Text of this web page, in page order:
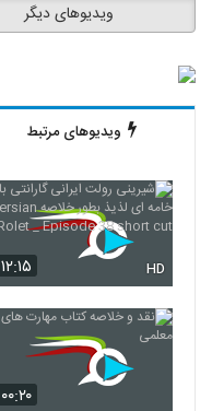
ویدیوهای دیگر
ویدیوهای مرتبط
۱۲:۱۵ HD
۰۰:۲۰